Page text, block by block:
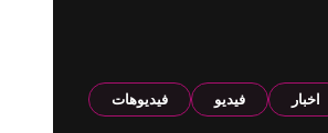
اخبار فيديو فيديوهات